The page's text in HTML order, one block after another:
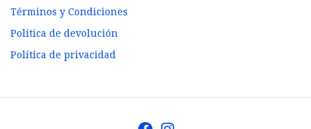
Términos y Condiciones
Política de devolución
Política de privacidad